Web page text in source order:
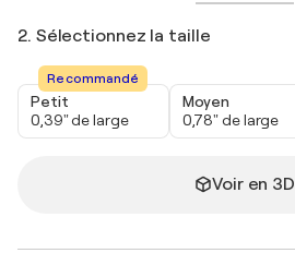
2. Sélectionnez la taille
Recommandé
Petit
0,39" de large
Moyen
0,78" de large
Voir en 3D